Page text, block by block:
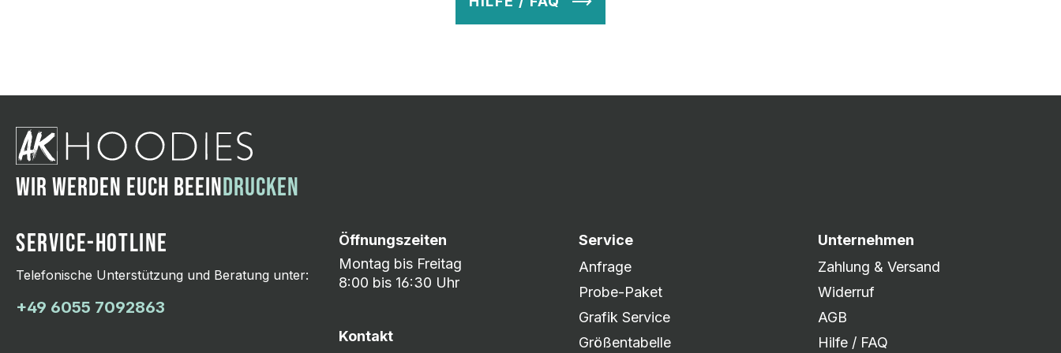
Wir ändern das Motiv so lange ab, bis Ihr zu 100% zufrieden seid. Danach wird es zum Druck freigegeben und die
WIR WERDEN EUCH BEEINDRUCKEN
SERVICE-HOTLINE
Telefonische Unterstützung und Beratung unter:
+49 6055 7092863
Öffnungszeiten
Montag bis Freitag
8:00 bis 16:30 Uhr
Kontakt
Service
Anfrage
Probe-Paket
Grafik Service
Größentabelle
Unternehmen
Zahlung & Versand
Widerruf
AGB
Hilfe / FAQ